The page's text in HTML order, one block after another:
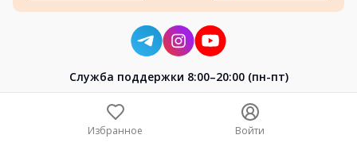
Cлужба поддержки 8:00–20:00 (пн-пт)
Избранное Войти